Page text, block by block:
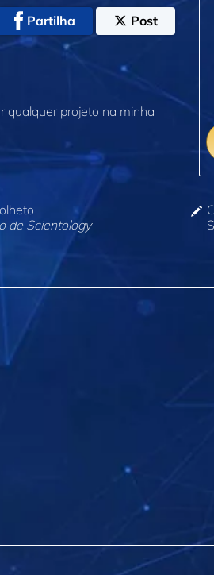
Partilha Post
qualquer projeto na minha
de Scientology